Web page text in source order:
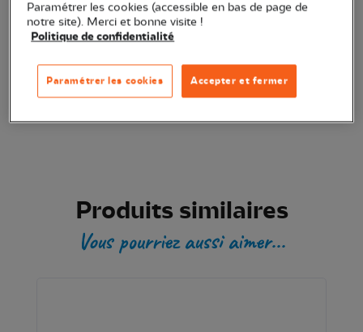
Produits similaires
Vous pourriez aussi aimer...
Paramétrer les cookies (accessible en bas de page de
notre site). Merci et bonne visite !
Politique de confidentialité
Accepter et fermer
Paramétrer les cookies